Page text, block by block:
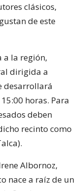
clásicos,
de este
a la región,
dirigida a
desarrollará
horas. Para
deben
recinto como
Albornoz,
nace a raíz de un